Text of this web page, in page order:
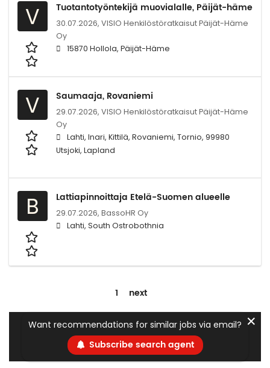
V Tuotantotyöntekijä muovialalle, Päijät-häme
30.07.2026, VISIO Henkilöstöratkaisut Päijät-Häme
Oy
15870 Hollola, Päijät-Häme
V Saumaaja, Rovaniemi
29.07.2026, VISIO Henkilöstöratkaisut Päijät-Häme
Oy
Lahti, Inari, Kittilä, Rovaniemi, Tornio, 99980
Utsjoki, Lapland
B Lattiapinnoittaja Etelä-Suomen alueelle
29.07.2026, BassoHR Oy
Lahti, South Ostrobothnia
1 next
Want recommendations for similar jobs via email?
Subscribe search agent
✕